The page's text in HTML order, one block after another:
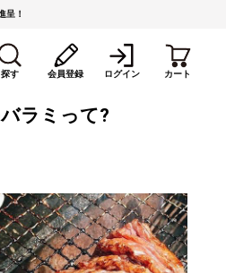
呈！
探す
焼 肉 ステーキ
会員登録 ログイン カート
ラミって?